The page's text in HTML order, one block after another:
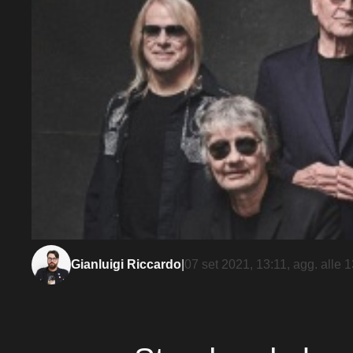
Gianluigi Riccardo 07 set 2021, 13:11 , agg. alle